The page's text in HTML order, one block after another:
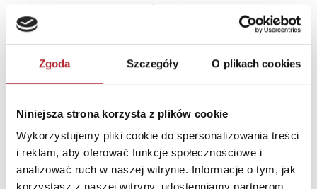
Zgoda Szczegóły O plikach cookies
Niniejsza strona korzysta z plików cookie
Wykorzystujemy pliki cookie do spersonalizowania treści
i reklam, aby oferować funkcje społecznościowe i
analizować ruch w naszej witrynie. Informacje o tym, jak
Zabawki
Format
Kraj produkcji
LV
DANE OSOBY ODPOWIEDZIALNEJ
Nazwa
"GRANNA" SPÓŁKA Z